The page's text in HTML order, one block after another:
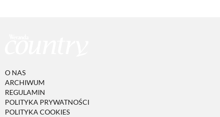
O NAS
ARCHIWUM
REGULAMIN
POLITYKA PRYWATNOŚCI
POLITYKA COOKIES ZIELEŃ W DOMU